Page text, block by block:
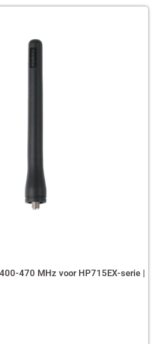
470 MHz voor HP715EX-serie |